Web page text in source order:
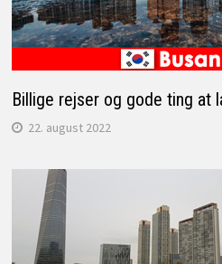
Billige rejser og gode ting at
22. august 2022